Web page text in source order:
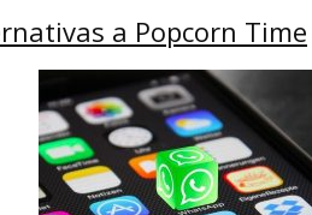
a Popcorn Time